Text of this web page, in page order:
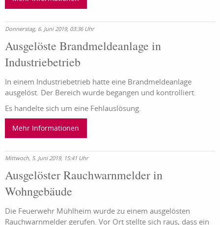
Donnerstag, 6. Juni 2019, 03:36 Uhr
Ausgelöste Brandmeldeanlage in
Industriebetrieb
In einem Industriebetrieb hatte eine Brandmeldeanlage
ausgelöst. Der Bereich wurde begangen und kontrolliert.
Es handelte sich um eine Fehlauslösung.
Mehr Informationen
Mittwoch, 5. Juni 2019, 15:41 Uhr
Ausgelöster Rauchwarnmelder in
Wohngebäude
Die Feuerwehr Mühlheim wurde zu einem ausgelösten
Rauchwarnmelder gerufen. Vor Ort stellte sich raus, dass ein